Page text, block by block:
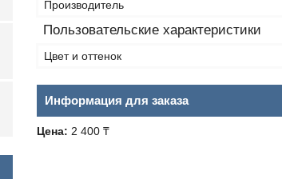
Производитель
Пользовательские характеристики
Цвет и оттенок
Информация для заказа
Цена: 2 400 ₸